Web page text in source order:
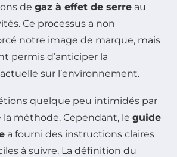
de gaz à effet de serre au
Ce processus a non
notre image de marque, mais
permis d’anticiper la
sur l’environnement.
quelque peu intimidés par
méthode. Cependant, le guide
a fourni des instructions claires
à suivre. La définition du